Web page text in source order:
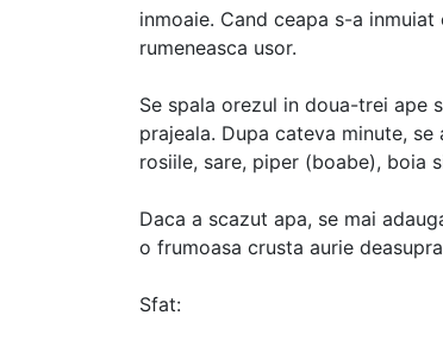
inmoaie. Cand ceapa s-a
rumeneasca usor.
Se spala orezul in doua-trei ape
prajeala. Dupa cateva minute,
rosiile, sare, piper (boabe), boia
Daca a scazut apa, se mai
o frumoasa crusta aurie
Sfat: